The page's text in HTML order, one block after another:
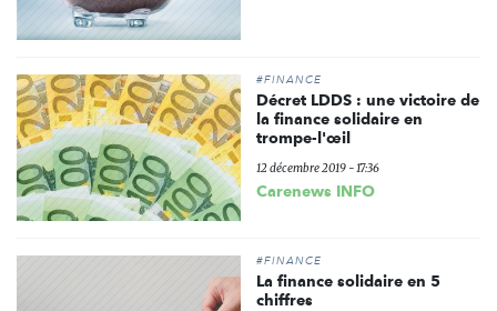
#FINANCE
Décret LDDS : une victoire de
la finance solidaire en
trompe-l'œil
12 décembre 2019 - 17:36
Carenews INFO
#FINANCE
La finance solidaire en 5
chiffres